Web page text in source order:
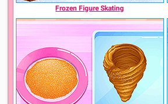
Frozen Figure Skating